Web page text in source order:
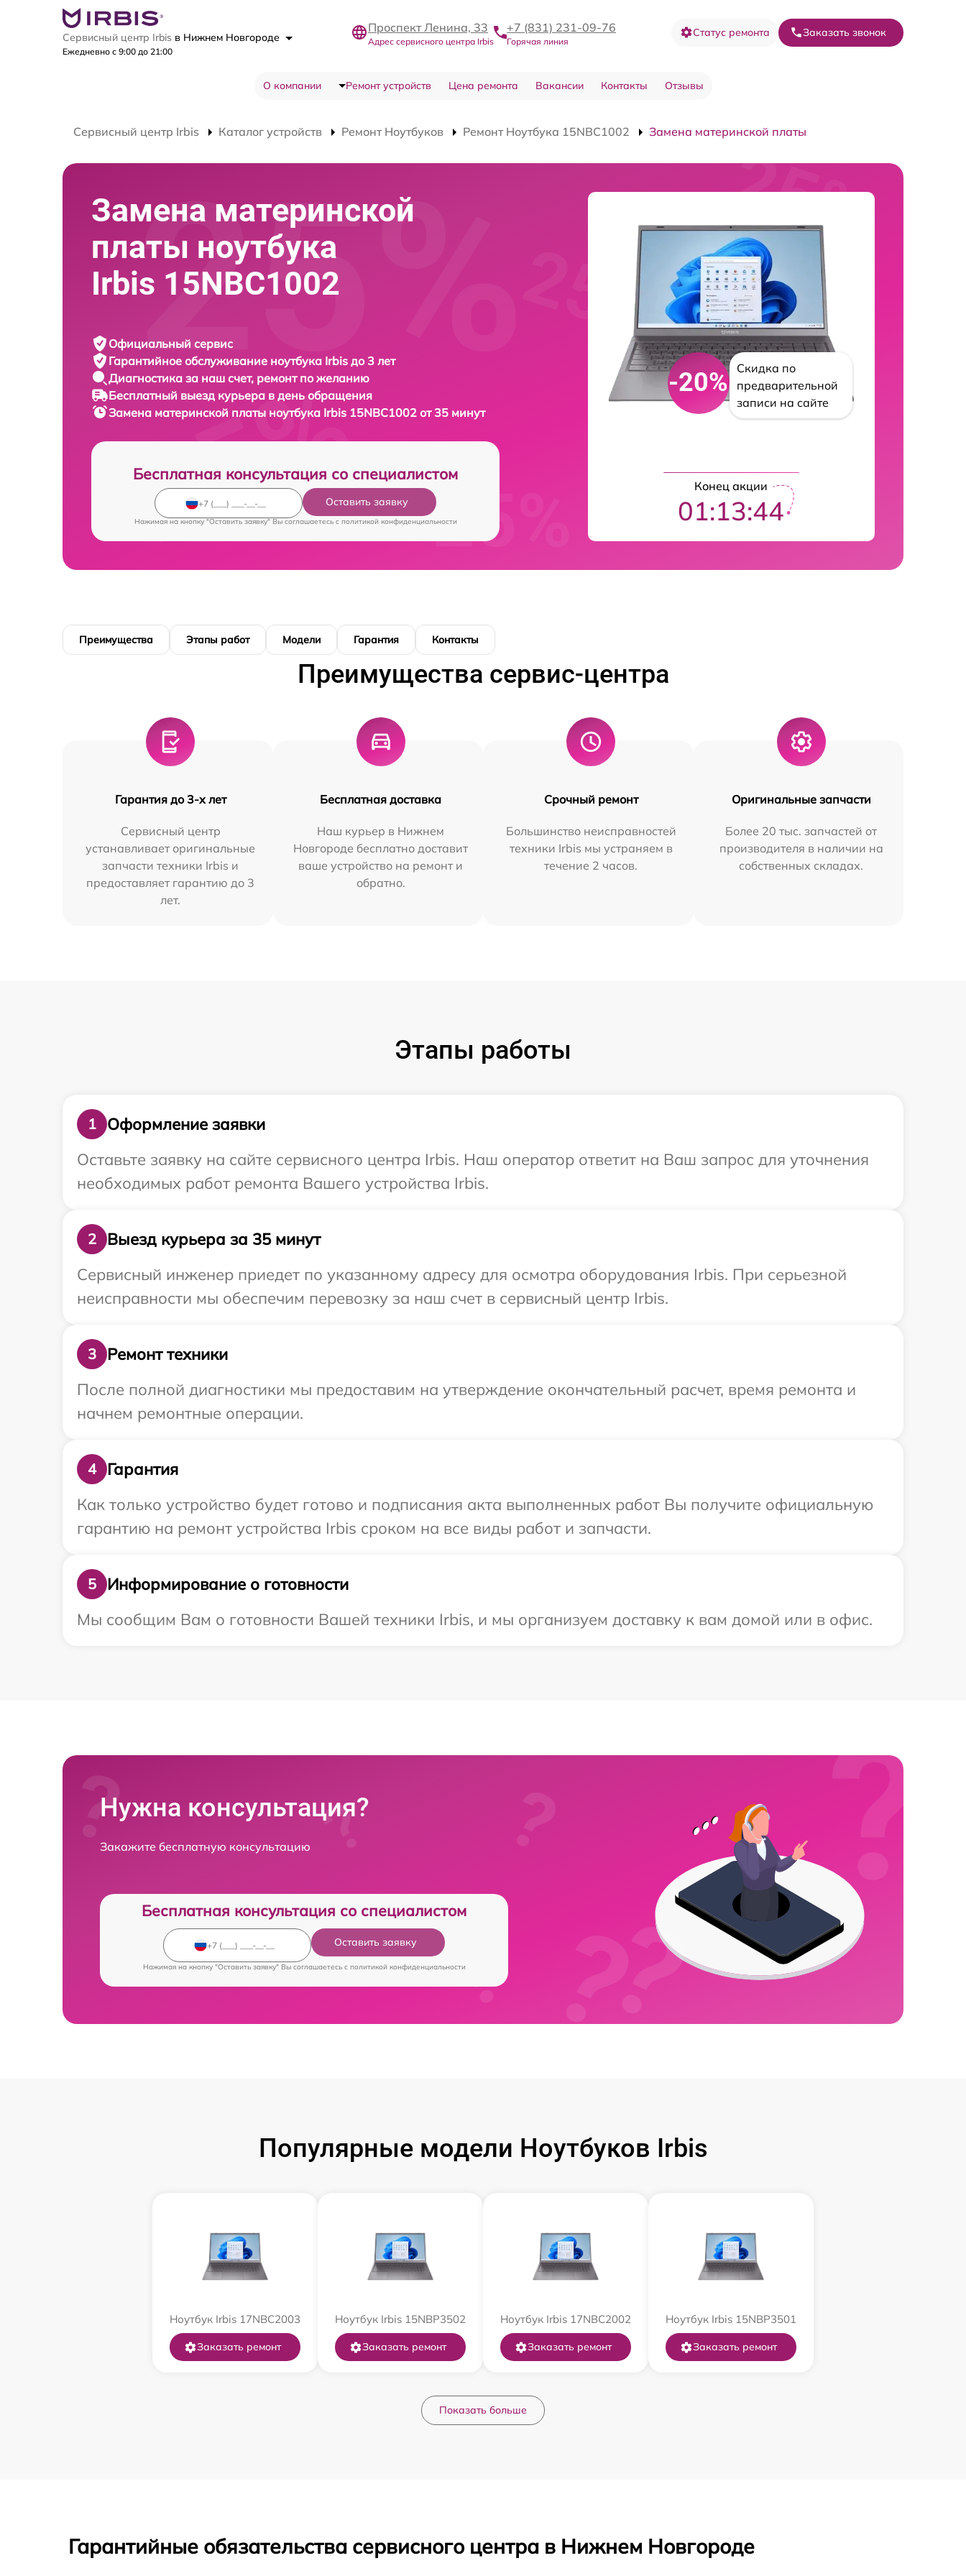
Сервисный центр Irbis в Нижнем Новгороде
Ежедневно с 9:00 до 21:00
Проспект Ленина, 33
Адрес сервисного центра Irbis
+7 (831) 231-09-76
Горячая линия
Статус ремонта Заказать звонок
О компании Ремонт устройств Цена ремонта Вакансии Контакты Отзывы
Сервисный центр Irbis Каталог устройств Ремонт Ноутбуков Ремонт Ноутбука 15NBC1002 Замена материнской платы
Замена материнской
платы ноутбука
Irbis 15NBC1002
Официальный сервис
Гарантийное обслуживание ноутбука Irbis до 3 лет
Диагностика за наш счет, ремонт по желанию
Бесплатный выезд курьера в день обращения
Замена материнской платы ноутбука Irbis 15NBC1002 от 35 минут
Бесплатная консультация со специалистом
Оставить заявку
Нажимая на кнопку "Оставить заявку" Вы соглашаетесь c политикой конфиденциальности
-20%
Скидка по
предварительной
записи на сайте
Конец акции
01:13:43
Преимущества Этапы работ Модели Гарантия Контакты
Преимущества сервис-центра
Гарантия до 3-х лет
Сервисный центр
устанавливает оригинальные
запчасти техники Irbis и
предоставляет гарантию до 3
лет.
Бесплатная доставка
Наш курьер в Нижнем
Новгороде бесплатно доставит
ваше устройство на ремонт и
обратно.
Срочный ремонт
Большинство неисправностей
техники Irbis мы устраняем в
течение 2 часов.
Оригинальные запчасти
Более 20 тыс. запчастей от
производителя в наличии на
собственных складах.
Этапы работы
1
Оформление заявки
Оставьте заявку на сайте сервисного центра Irbis. Наш оператор ответит на Ваш запрос для уточнения
необходимых работ ремонта Вашего устройства Irbis.
2
Выезд курьера за 35 минут
Сервисный инженер приедет по указанному адресу для осмотра оборудования Irbis. При серьезной
неисправности мы обеспечим перевозку за наш счет в сервисный центр Irbis.
3
Ремонт техники
После полной диагностики мы предоставим на утверждение окончательный расчет, время ремонта и
начнем ремонтные операции.
4
Гарантия
Как только устройство будет готово и подписания акта выполненных работ Вы получите официальную
гарантию на ремонт устройства Irbis сроком на все виды работ и запчасти.
5
Информирование о готовности
Мы сообщим Вам о готовности Вашей техники Irbis, и мы организуем доставку к вам домой или в офис.
Нужна консультация?
Закажите бесплатную консультацию
Бесплатная консультация со специалистом
Оставить заявку
Нажимая на кнопку "Оставить заявку" Вы соглашаетесь c политикой конфиденциальности
Популярные модели Ноутбуков Irbis
Ноутбук Irbis 17NBC2003
Заказать ремонт
Ноутбук Irbis 15NBP3502
Заказать ремонт
Ноутбук Irbis 17NBC2002
Заказать ремонт
Ноутбук Irbis 15NBP3501
Заказать ремонт
Показать больше
Гарантийные обязательства сервисного центра в Нижнем Новгороде